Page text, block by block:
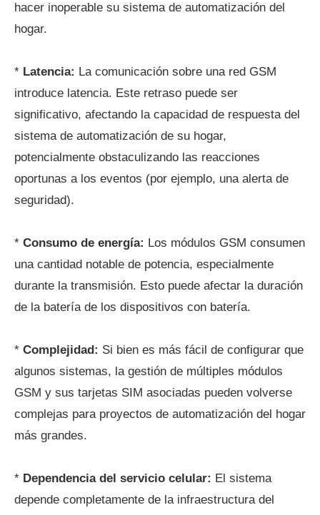
hacer inoperable su sistema de automatización del
hogar.
* Latencia: La comunicación sobre una red GSM
introduce latencia. Este retraso puede ser
significativo, afectando la capacidad de respuesta del
sistema de automatización de su hogar,
potencialmente obstaculizando las reacciones
oportunas a los eventos (por ejemplo, una alerta de
seguridad).
* Consumo de energía: Los módulos GSM consumen
una cantidad notable de potencia, especialmente
durante la transmisión. Esto puede afectar la duración
de la batería de los dispositivos con batería.
* Complejidad: Si bien es más fácil de configurar que
algunos sistemas, la gestión de múltiples módulos
GSM y sus tarjetas SIM asociadas pueden volverse
complejas para proyectos de automatización del hogar
más grandes.
* Dependencia del servicio celular: El sistema
depende completamente de la infraestructura del